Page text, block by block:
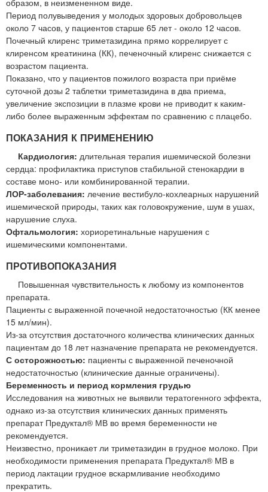
Период полувыведения у молодых здоровых добровольцев
около 7 часов, у пациентов старше 65 лет - около 12 часов.
Почечный клиренс триметазидина прямо коррелирует с
клиренсом креатинина (КК), печеночный клиренс снижается с
возрастом пациента.
Показано, что у пациентов пожилого возраста при приёме
суточной дозы 2 таблетки триметазидина в два приема,
увеличение экспозиции в плазме крови не приводит к каким-
либо более выраженным эффектам по сравнению с плацебо.
ПОКАЗАНИЯ К ПРИМЕНЕНИЮ
Кардиология: длительная терапия ишемической болезни
сердца: профилактика приступов стабильной стенокардии в
составе моно- или комбинированной терапии.
ЛОР-заболевания: лечение вестибуло-кохлеарных нарушений
ишемической природы, таких как головокружение, шум в ушах,
нарушение слуха.
Офтальмология: хориоретинальные нарушения с
ишемическими компонентами.
ПРОТИВОПОКАЗАНИЯ
Повышенная чувствительность к любому из компонентов
препарата.
Пациенты с выраженной почечной недостаточностью (КК менее
15 мл/мин).
Из-за отсутствия достаточного количества клинических данных
пациентам до 18 лет назначение препарата не рекомендуется.
С осторожностью: пациенты с выраженной печеночной
недостаточностью (клинические данные ограничены).
Беременность и период кормления грудью
Исследования на животных не выявили тератогенного эффекта,
однако из-за отсутствия клинических данных применять
препарат Предуктал® МВ во время беременности не
рекомендуется.
Неизвестно, проникает ли триметазидин в грудное молоко. При
необходимости применения препарата Предуктал® МВ в
период лактации грудное вскармливание необходимо
прекратить.